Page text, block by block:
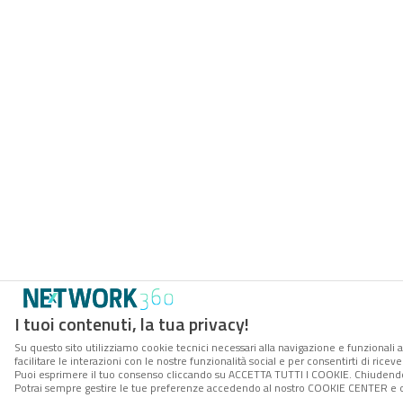
I tuoi contenuti, la tua privacy!
Su questo sito utilizziamo cookie tecnici necessari alla navigazione e
facilitare le interazioni con le nostre funzionalità social e per consentirti di
Puoi esprimere il tuo consenso cliccando su ACCETTA TUTTI I COOKIE.
Potrai sempre gestire le tue preferenze accedendo al nostro COOKIE